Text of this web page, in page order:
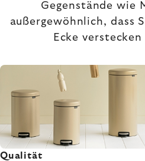
Gegenstände wie
außergewöhnlich, dass
Ecke
Qualität